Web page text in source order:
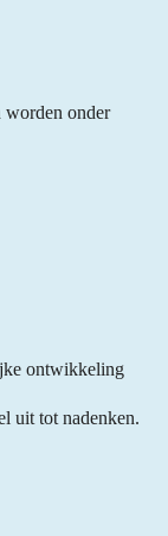
worden onder
ontwikkeling
uit tot nadenken.